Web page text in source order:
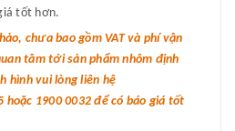
tốt hơn.
chưa bao gồm VAT và phí vận
tâm tới sản phẩm nhôm định
hình vui lòng liên hệ
hoặc 1900 0032 để có báo giá tốt